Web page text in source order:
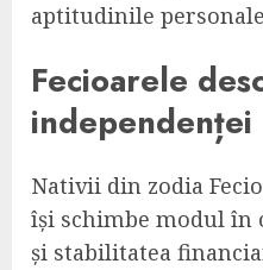
aptitudinile
Fecioarele
independenței
Nativii din zodia
își schimbe modul în
și stabilitatea